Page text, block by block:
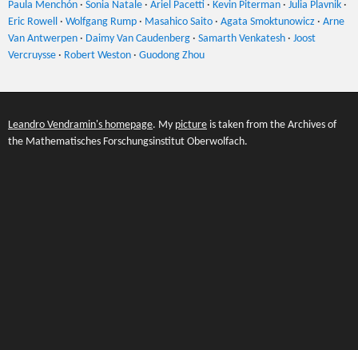
Paula Menchón · Sonia Natale · Ariel Pacetti · Kevin Piterman · Julia Plavnik ·
Eric Rowell · Wolfgang Rump · Masahico Saito · Agata Smoktunowicz · Arne
Van Antwerpen · Daimy Van Caudenberg · Samarth Venkatesh · Joost
Vercruysse · Robert Weston · Guodong Zhou
Leandro Vendramin's homepage. My picture is taken from the Archives of
the Mathematisches Forschungsinstitut Oberwolfach.